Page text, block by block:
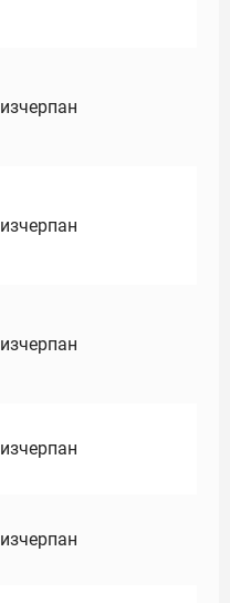
изчерпан
изчерпан
изчерпан
изчерпан
изчерпан